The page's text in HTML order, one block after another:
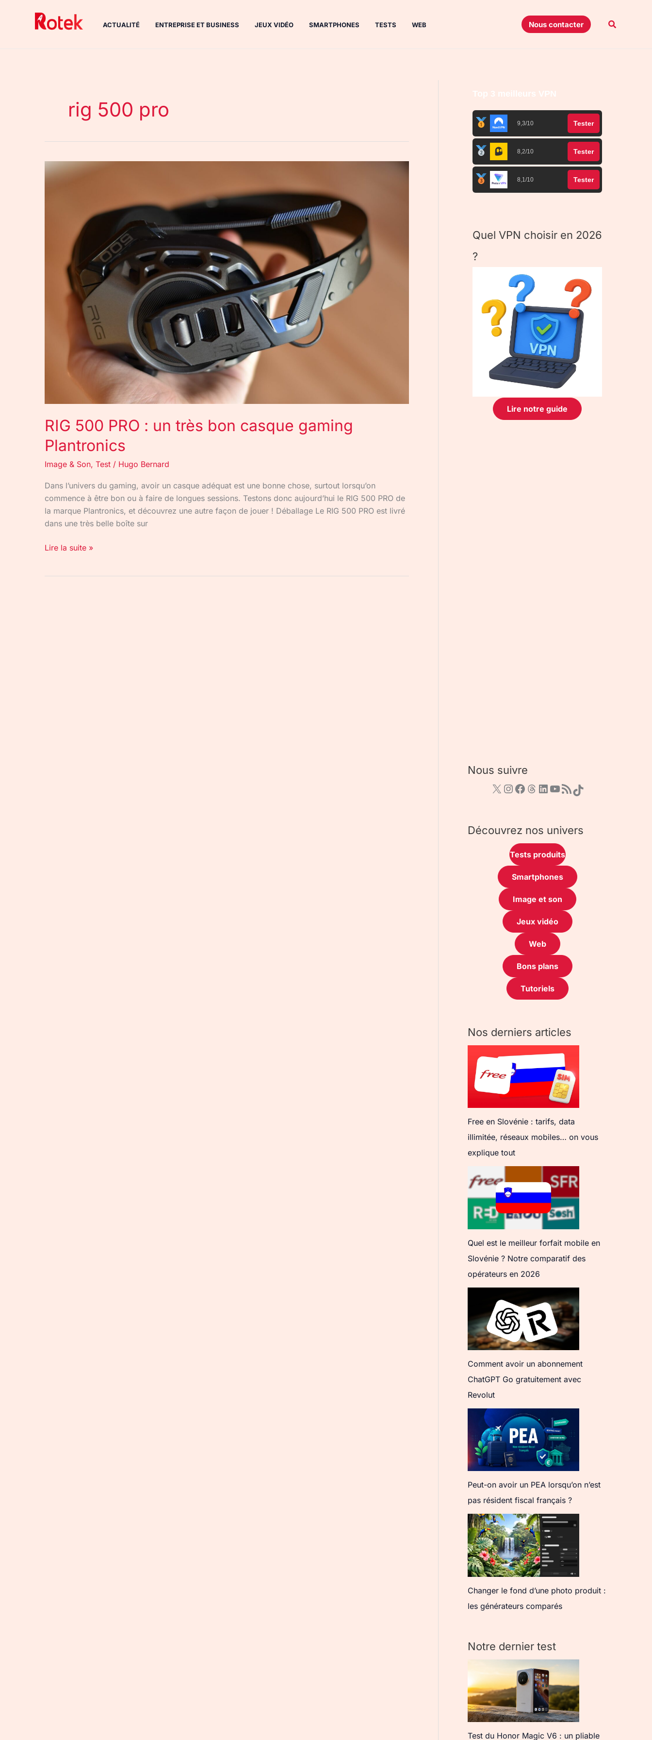
ACTUALITÉ ENTREPRISE ET BUSINESS JEUX VIDÉO SMARTPHONES TESTS WEB Nous contacter
rig 500 pro
RIG 500 PRO : un très bon casque gaming
Plantronics
Image & Son, Test / Hugo Bernard
Dans l’univers du gaming, avoir un casque adéquat est une bonne chose, surtout lorsqu’on
commence à être bon ou à faire de longues sessions. Testons donc aujourd’hui le RIG 500 PRO de
la marque Plantronics, et découvrez une autre façon de jouer ! Déballage Le RIG 500 PRO est livré
dans une très belle boîte sur
RIG
500
gaming
Plantronics
Lire la suite »
Top 3 meilleurs VPN
9,3/10 Tester
8,2/10 Tester
8,1/10 Tester
Quel VPN choisir en 2026
?
Lire notre guide
Nous suivre
Découvrez nos univers
Tests produits
Smartphones
Image et son
Jeux vidéo
Web
Bons plans
Tutoriels
Nos derniers articles
Free en Slovénie : tarifs, data
illimitée, réseaux mobiles… on vous
explique tout
Quel est le meilleur forfait mobile en
Slovénie ? Notre comparatif des
opérateurs en 2026
Comment avoir un abonnement
ChatGPT Go gratuitement avec
Revolut
Peut-on avoir un PEA lorsqu’on n’est
pas résident fiscal français ?
Changer le fond d’une photo produit :
les générateurs comparés
Notre dernier test
Test du Honor Magic V6 : un pliable